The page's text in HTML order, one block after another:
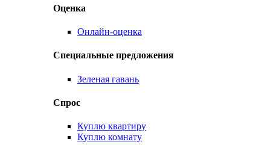
Оценка
Онлайн-оценка
Специальные предложения
Зеленая гавань
Спрос
Куплю квартиру
Куплю комнату